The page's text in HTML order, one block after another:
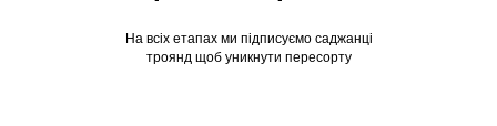
На всіх етапах ми підписуємо саджанці
троянд щоб уникнути пересорту